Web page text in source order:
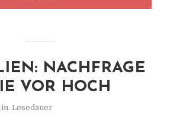
NACHFRAGE
VOR HOCH
Lesedauer